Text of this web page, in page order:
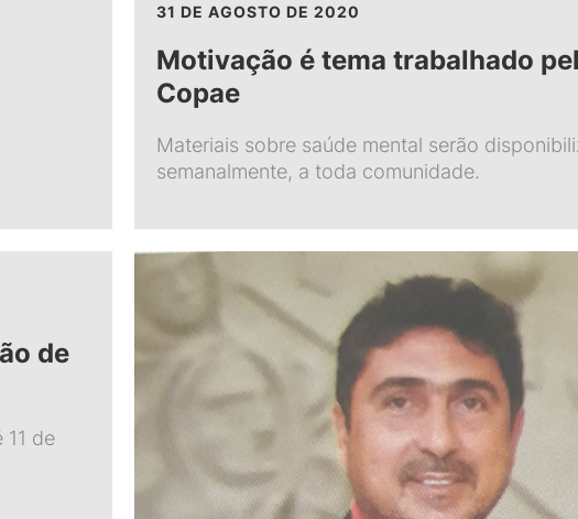
31 DE AGOSTO DE 2020
Motivação é tema trabalhado
Copae
Materiais sobre saúde mental serão
semanalmente, a toda comunidade.
de
de